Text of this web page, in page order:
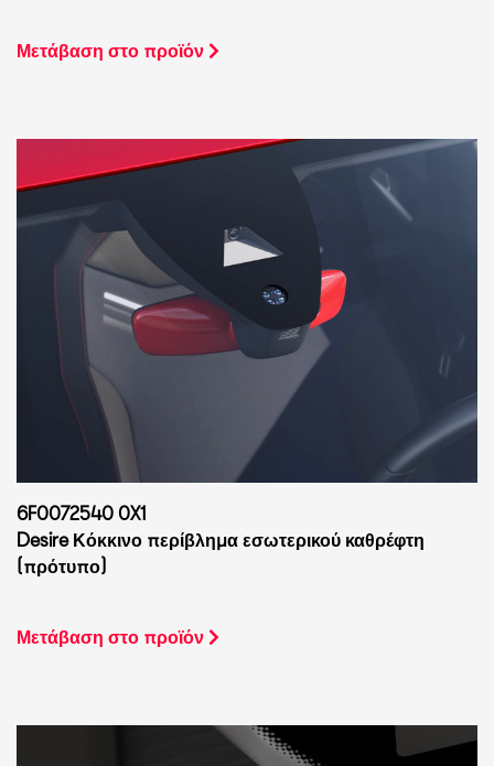
Μετάβαση στο προϊόν
6F0072540 0X1
Desire Κόκκινο περίβλημα εσωτερικού καθρέφτη
(πρότυπο)
Μετάβαση στο προϊόν